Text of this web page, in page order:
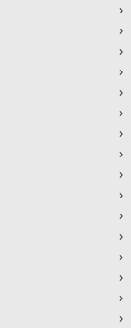
›
›
›
›
›
›
›
›
›
›
›
›
›
›
›
›